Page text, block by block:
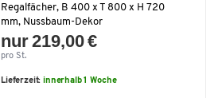
Regalfächer, B 400 x T 800 x H 720
mm, Nussbaum-Dekor
nur 219,00 €
pro St.
Lieferzeit:innerhalb 1 Woche